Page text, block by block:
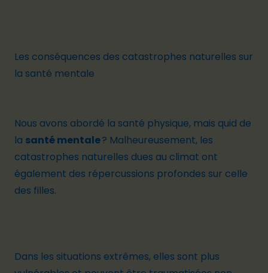
Les conséquences des catastrophes naturelles sur
la santé mentale
Nous avons abordé la santé physique, mais quid de
la santé mentale? Malheureusement, les
catastrophes naturelles dues au climat ont
également des répercussions profondes sur celle
des filles.
Dans les situations extrêmes, elles sont plus